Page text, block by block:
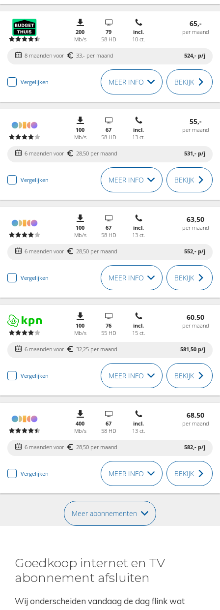
200
Mb/s
79
58 HD
incl.
10 ct.
65,-
per maand
8 maanden voor 33,- per maand 524,- p/j
Vergelijken MEER INFO BEKIJK
100
Mb/s
67
58 HD
incl.
13 ct.
55,-
per maand
6 maanden voor 28,50 per maand 531,- p/j
Vergelijken MEER INFO BEKIJK
100
Mb/s
67
58 HD
incl.
13 ct.
63,50
per maand
6 maanden voor 28,50 per maand 552,- p/j
Vergelijken MEER INFO BEKIJK
100
Mb/s
76
55 HD
incl.
15 ct.
60,50
per maand
6 maanden voor 32,25 per maand 581,50 p/j
Vergelijken MEER INFO BEKIJK
400
Mb/s
67
58 HD
incl.
13 ct.
68,50
per maand
6 maanden voor 28,50 per maand 582,- p/j
Vergelijken MEER INFO BEKIJK
Meer abonnementen
Goedkoop internet en TV
abonnement afsluiten
Wij onderscheiden vandaag de dag flink wat